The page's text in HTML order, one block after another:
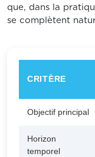
que, dans la
se complètent
CRITÈRE
Objectif principal
Horizon
temporel